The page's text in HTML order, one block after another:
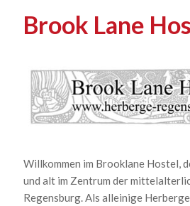
Brook Lane
Willkommen im Brooklane Hostel,
und alt im Zentrum der
Regensburg. Als alleinige